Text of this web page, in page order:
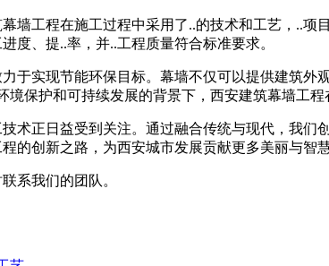
墙工程在施工过程中采用了..的技术和工艺，..
度、提..率，并..工程质量符合标准要求。
于实现节能环保目标。幕墙不仅可以提供建筑
保护和可持续发展的背景下，西安建筑幕墙工程
术正日益受到关注。通过融合传统与现代，我
的创新之路，为西安城市发展贡献更多美丽与智慧
系我们的团队。